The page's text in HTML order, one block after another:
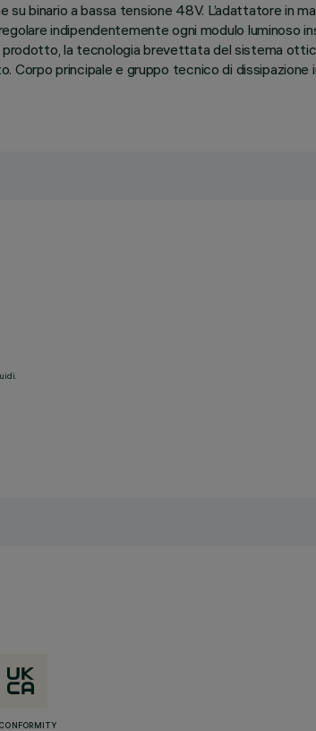
binario a bassa tensione 48V. L’adattatore in
indipendentemente ogni modulo
la tecnologia brevettata del sistema
principale e gruppo tecnico di